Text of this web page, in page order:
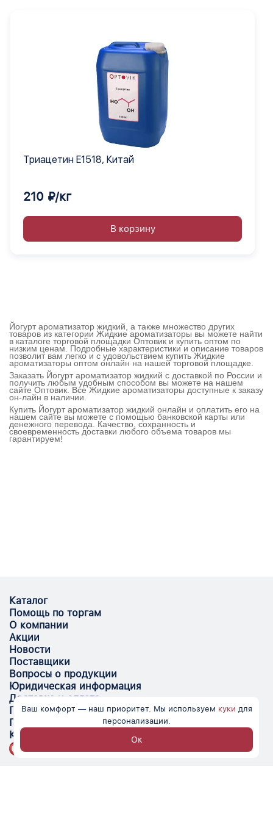
Триацетин E1518, Китай
210 ₽/кг
В корзину
Йогурт ароматизатор жидкий, а также множество других
товаров из категории Жидкие ароматизаторы вы можете найти
в каталоге торговой площадки Оптовик и купить оптом по
низким ценам. Подробные характеристики и описание товаров
позволит вам легко и с удовольствием купить Жидкие
ароматизаторы оптом онлайн на нашей торговой площадке.
Заказать Йогурт ароматизатор жидкий с доставкой по России и
получить любым удобным способом вы можете на нашем
сайте Оптовик. Все Жидкие ароматизаторы доступные к заказу
он-лайн в наличии.
Купить Йогурт ароматизатор жидкий онлайн и оплатить его на
нашем сайте вы можете с помощью банковской карты или
денежного перевода. Качество, сохранность и
своевременность доставки любого объема товаров мы
гарантируем!
Каталог
Помощь по торгам
О компании
Акции
Новости
Поставщики
Вопросы о продукции
Юридическая информация
Доставка и оплата
Поставщикам
Помощь
Контакты
Ваш комфорт — наш приоритет. Мы используем куки для
персонализации.
Ок